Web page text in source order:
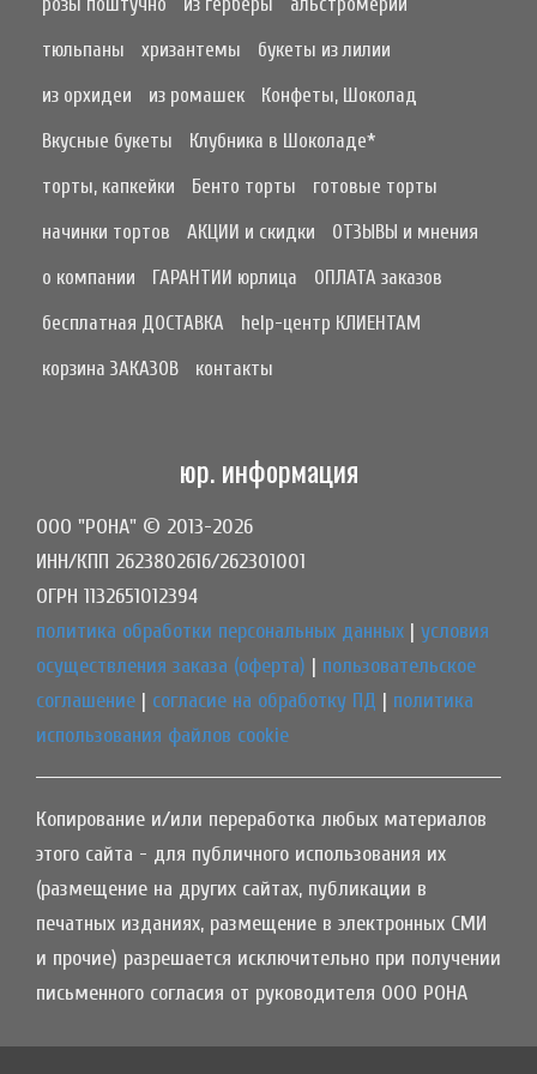
тюльпаны
хризантемы
букеты из лилии
из орхидеи
из ромашек
Конфеты, Шоколад
Вкусные букеты
Клубника в Шоколаде*
торты, капкейки
Бенто торты
готовые торты
начинки тортов
АКЦИИ и скидки
ОТЗЫВЫ и мнения
о компании
ГАРАНТИИ юрлица
ОПЛАТА заказов
бесплатная ДОСТАВКА
help-центр КЛИЕНТАМ
корзина ЗАКАЗОВ
контакты
юр. информация
ООО "РОНА" © 2013-2026
ИНН/КПП 2623802616/262301001
ОГРН 1132651012394
политика обработки персональных данных | условия
осуществления заказа (оферта) | пользовательское
соглашение | согласие на обработку ПД | политика
использования файлов cookie
Копирование и/или переработка любых материалов
этого сайта - для публичного использования их
(размещение на других сайтах, публикации в
печатных изданиях, размещение в электронных СМИ
и прочие) разрешается исключительно при получении
письменного согласия от руководителя ООО РОНА